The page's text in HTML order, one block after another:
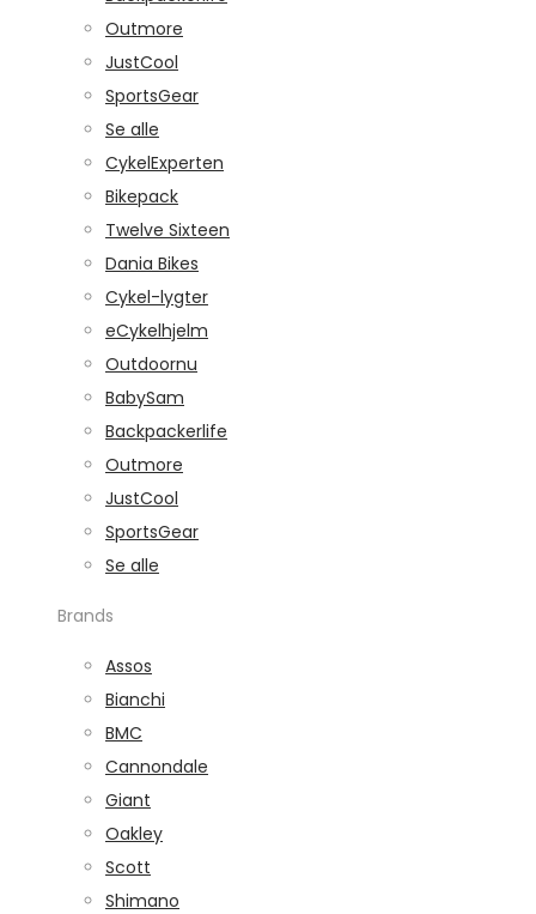
Outmore
JustCool
SportsGear
Se alle
CykelExperten
Bikepack
Twelve Sixteen
Dania Bikes
Cykel-lygter
eCykelhjelm
Outdoornu
BabySam
Backpackerlife
Outmore
JustCool
SportsGear
Se alle
Brands
Assos
Bianchi
BMC
Cannondale
Giant
Oakley
Scott
Shimano